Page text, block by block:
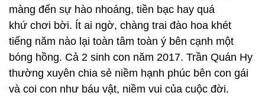
màng đến sự hào nhoáng, tiền bạc hay quá
khứ chơi bời. Ít ai ngờ, chàng trai đào hoa khét
tiếng năm nào lại toàn tâm toàn ý bên cạnh một
bóng hồng. Cả 2 sinh con năm 2017. Trần Quán Hy
thường xuyên chia sẻ niềm hạnh phúc bên con gái
và coi con như báu vật, niềm vui của cuộc đời.